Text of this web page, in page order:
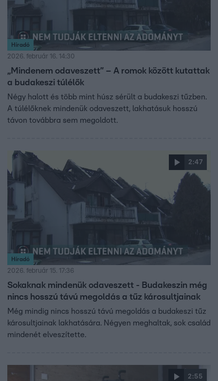
Híradó
2026. február 16. 14:30
„Mindenem odaveszett” – A romok között kutattak
a budakeszi túlélők
Négy halott és több mint húsz sérült a budakeszi tűzben.
A túlélőknek mindenük odaveszett, lakhatásuk hosszú
távon továbbra sem megoldott.
2:47
Híradó
2026. február 15. 17:36
Sokaknak mindenük odaveszett - Budakeszin még
nincs hosszú távú megoldás a tűz károsultjainak
Még mindig nincs hosszú távú megoldás a budakeszi tűz
károsultjainak lakhatására. Négyen meghaltak, sok család
mindenét elveszítette.
2:55